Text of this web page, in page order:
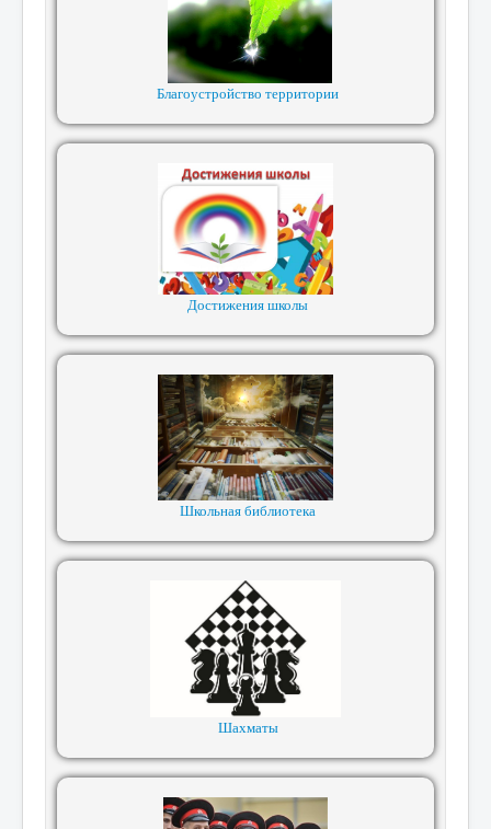
Благоустройство территории
Достижения школы
Школьная библиотека
Шахматы